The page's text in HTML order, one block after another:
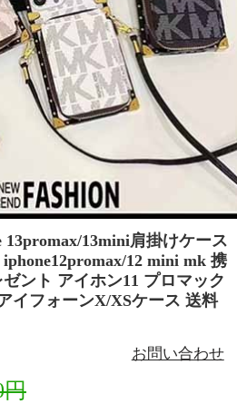
13mini肩掛けケース
12 mini mk 携
ント アイホン11 プロマック
イフォーンX/XSケース 送料
お問い合わせ
円